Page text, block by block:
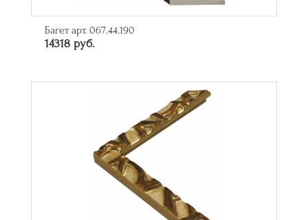
Багет арт. 067.44.190
14318 руб.